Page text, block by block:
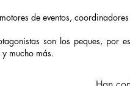
de eventos,
son los peques, por
mucho más.